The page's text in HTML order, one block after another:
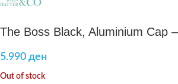
The Boss Black, Aluminium Cap
5.990 ден
Out of stock